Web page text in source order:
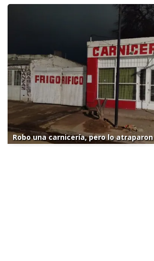
Robo una carnicería, pero lo atraparon